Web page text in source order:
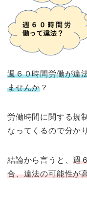
週６０時間労働が違
ませんか ？
労働時間に関する規
なってくるので分か
結論から言うと、週
合、違法の可能性が